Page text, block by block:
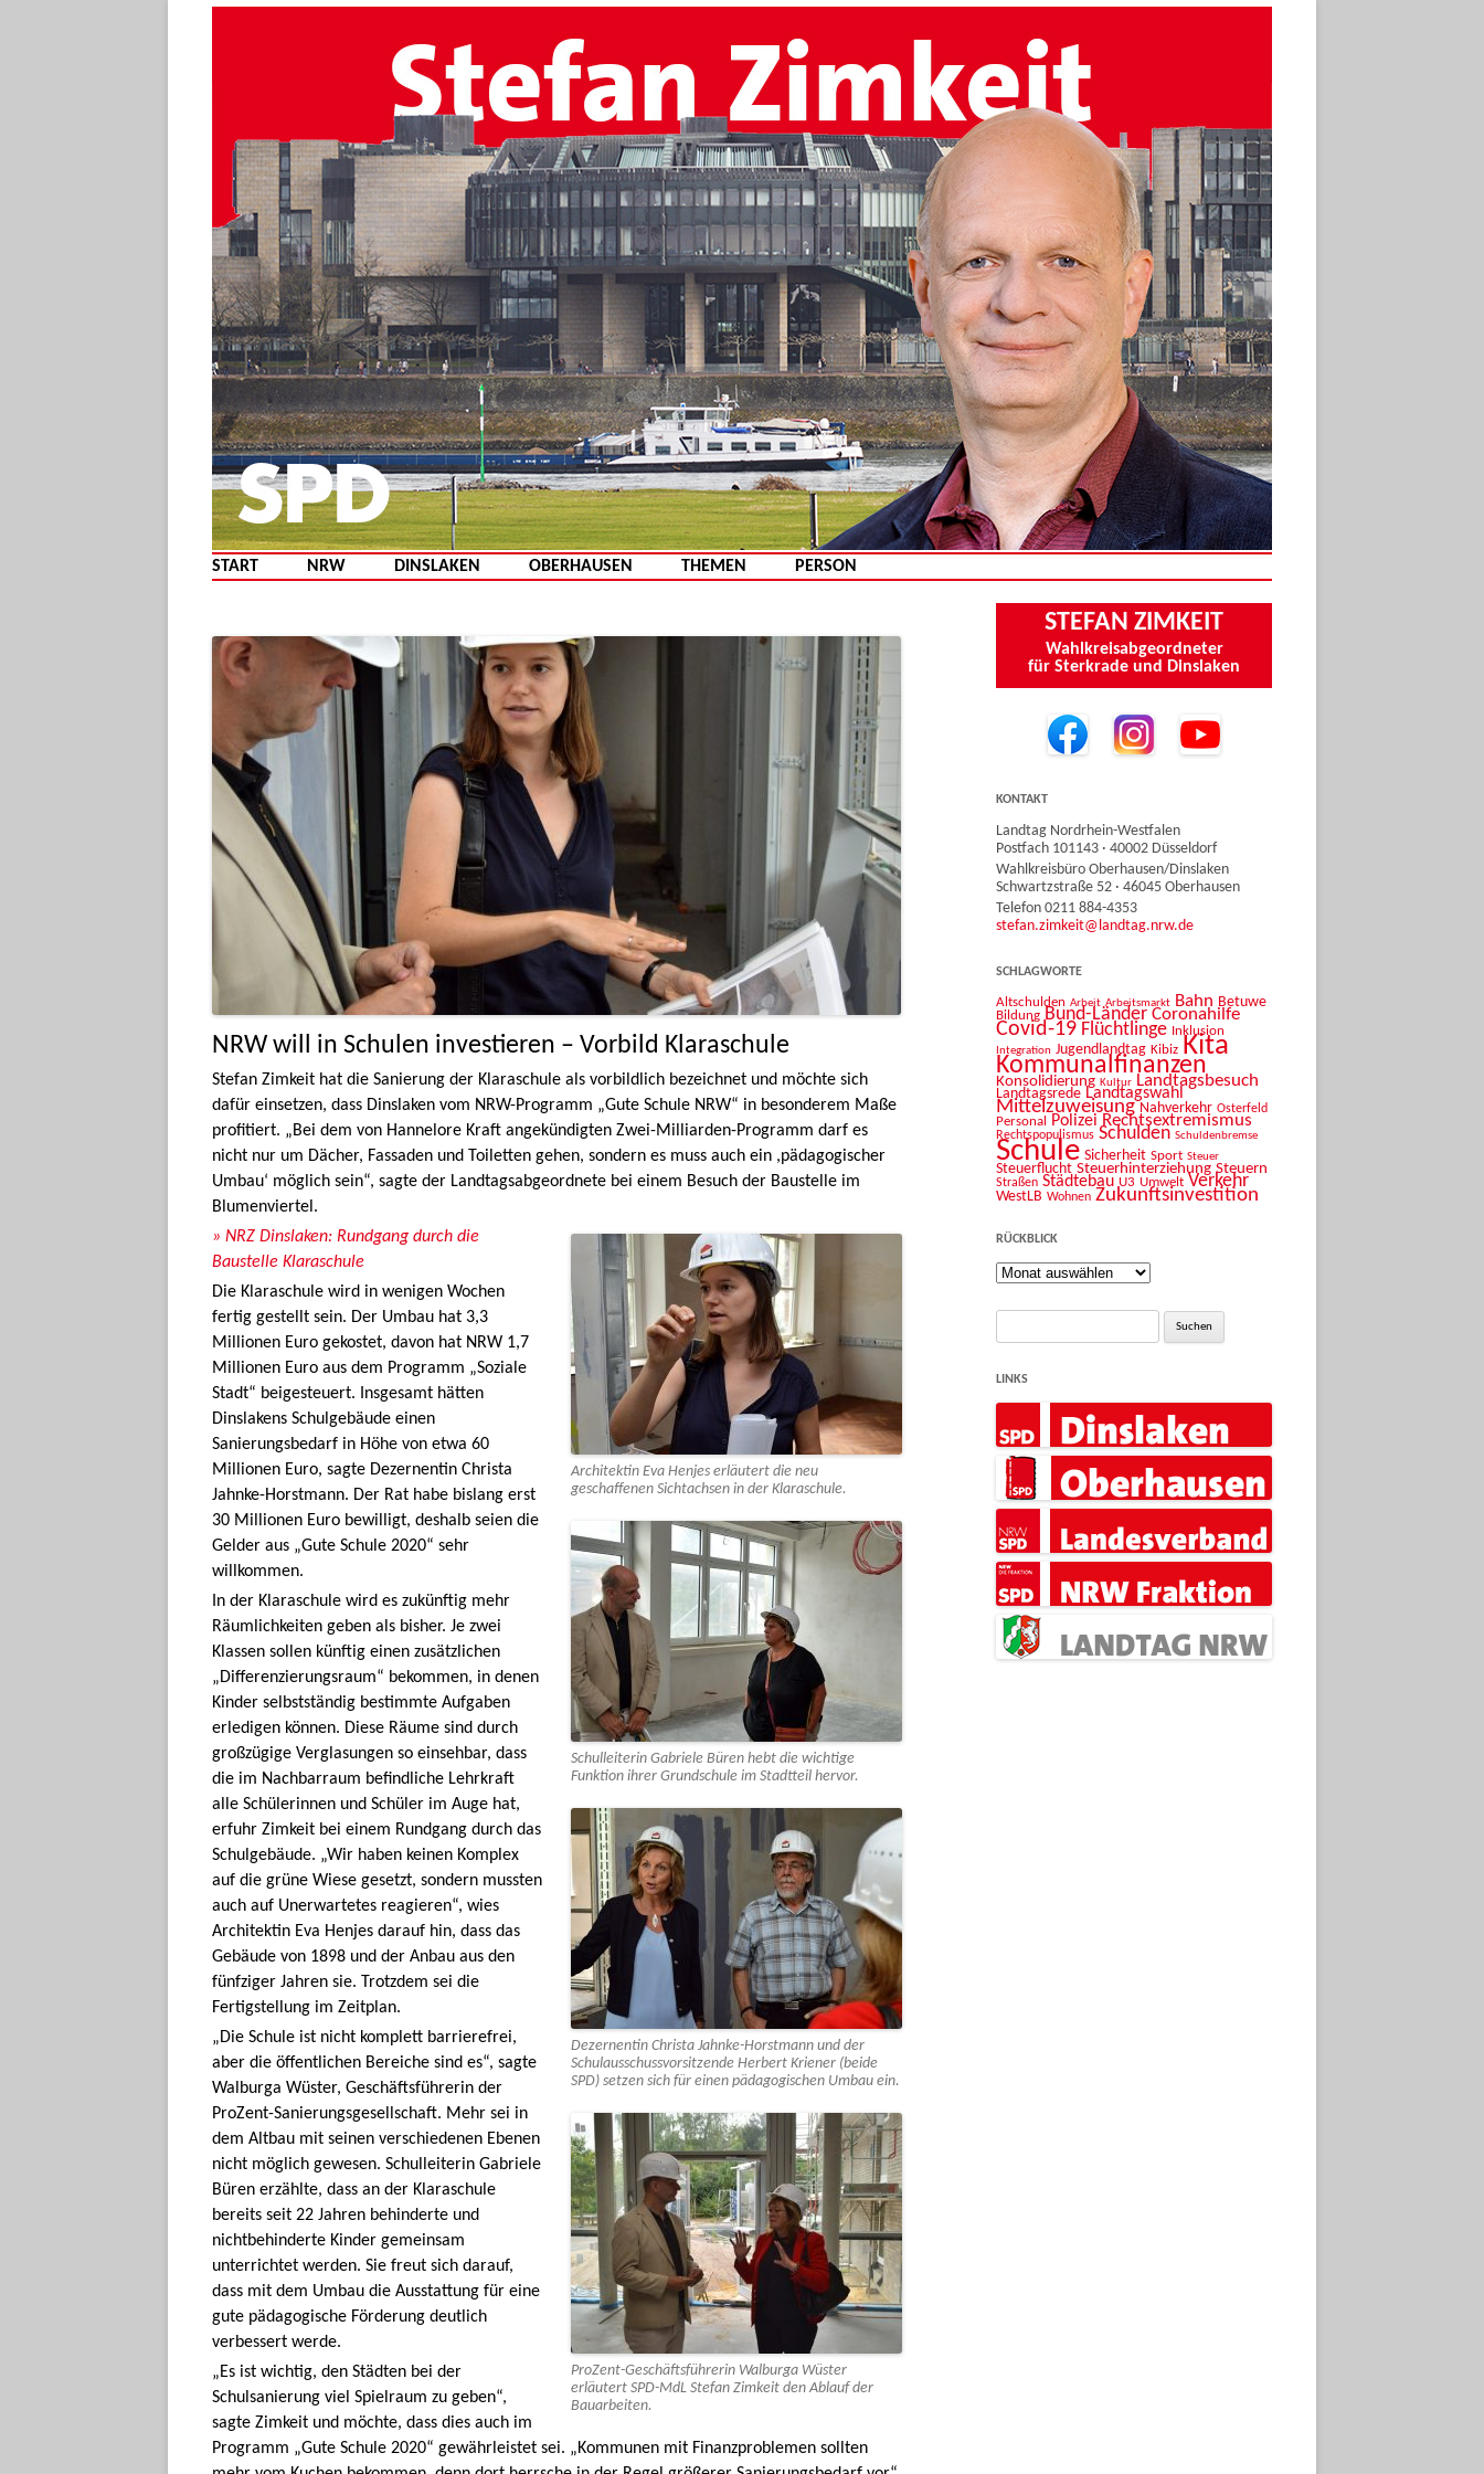
Zum Inhalt springen
START NRW DINSLAKEN OBERHAUSEN THEMEN PERSON
NRW will in Schulen investieren – Vorbild Klaraschule
Stefan Zimkeit hat die Sanierung der Klaraschule als vorbildlich bezeichnet und möchte sich
dafür einsetzen, dass Dinslaken vom NRW-Programm „Gute Schule NRW“ in besonderem Maße
profitiert. „Bei dem von Hannelore Kraft angekündigten Zwei-Milliarden-Programm darf es
nicht nur um Dächer, Fassaden und Toiletten gehen, sondern es muss auch ein ,pädagogischer
Umbau‘ möglich sein“, sagte der Landtagsabgeordnete bei einem Besuch der Baustelle im
Blumenviertel.
Architektin Eva Henjes erläutert die neu
geschaffenen Sichtachsen in der Klaraschule.
Schulleiterin Gabriele Büren hebt die wichtige
Funktion ihrer Grundschule im Stadtteil hervor.
Dezernentin Christa Jahnke-Horstmann und der
Schulausschussvorsitzende Herbert Kriener (beide
SPD) setzen sich für einen pädagogischen Umbau ein.
ProZent-Geschäftsführerin Walburga Wüster
erläutert SPD-MdL Stefan Zimkeit den Ablauf der
Bauarbeiten.
» NRZ Dinslaken: Rundgang durch die
Baustelle Klaraschule
Die Klaraschule wird in wenigen Wochen
fertig gestellt sein. Der Umbau hat 3,3
Millionen Euro gekostet, davon hat NRW 1,7
Millionen Euro aus dem Programm „Soziale
Stadt“ beigesteuert. Insgesamt hätten
Dinslakens Schulgebäude einen
Sanierungsbedarf in Höhe von etwa 60
Millionen Euro, sagte Dezernentin Christa
Jahnke-Horstmann. Der Rat habe bislang erst
30 Millionen Euro bewilligt, deshalb seien die
Gelder aus „Gute Schule 2020“ sehr
willkommen.
In der Klaraschule wird es zukünftig mehr
Räumlichkeiten geben als bisher. Je zwei
Klassen sollen künftig einen zusätzlichen
„Differenzierungsraum“ bekommen, in denen
Kinder selbstständig bestimmte Aufgaben
erledigen können. Diese Räume sind durch
großzügige Verglasungen so einsehbar, dass
die im Nachbarraum befindliche Lehrkraft
alle Schülerinnen und Schüler im Auge hat,
erfuhr Zimkeit bei einem Rundgang durch das
Schulgebäude. „Wir haben keinen Komplex
auf die grüne Wiese gesetzt, sondern mussten
auch auf Unerwartetes reagieren“, wies
Architektin Eva Henjes darauf hin, dass das
Gebäude von 1898 und der Anbau aus den
fünfziger Jahren sie. Trotzdem sei die
Fertigstellung im Zeitplan.
„Die Schule ist nicht komplett barrierefrei,
aber die öffentlichen Bereiche sind es“, sagte
Walburga Wüster, Geschäftsführerin der
ProZent-Sanierungsgesellschaft. Mehr sei in
dem Altbau mit seinen verschiedenen Ebenen
nicht möglich gewesen. Schulleiterin Gabriele
Büren erzählte, dass an der Klaraschule
bereits seit 22 Jahren behinderte und
nichtbehinderte Kinder gemeinsam
unterrichtet werden. Sie freut sich darauf,
dass mit dem Umbau die Ausstattung für eine
gute pädagogische Förderung deutlich
verbessert werde.
„Es ist wichtig, den Städten bei der
Schulsanierung viel Spielraum zu geben“,
sagte Zimkeit und möchte, dass dies auch im
Programm „Gute Schule 2020“ gewährleistet sei. „Kommunen mit Finanzproblemen sollten
STEFAN ZIMKEIT
Wahlkreisabgeordneter
für Sterkrade und Dinslaken
KONTAKT
Landtag Nordrhein-Westfalen
Postfach 101143 · 40002 Düsseldorf
Wahlkreisbüro Oberhausen/Dinslaken
Schwartzstraße 52 · 46045 Oberhausen
Telefon 0211 884-4353
stefan.zimkeit@landtag.nrw.de
SCHLAGWORTE
Altschulden Arbeit Arbeitsmarkt Bahn Betuwe
Bildung Bund-Länder Coronahilfe
Covid-19 Flüchtlinge Inklusion
Integration Jugendlandtag Kibiz Kita
Kommunalfinanzen
Konsolidierung Kultur Landtagsbesuch
Landtagsrede Landtagswahl
Mittelzuweisung Nahverkehr Osterfeld
Personal Polizei Rechtsextremismus
Rechtspopulismus Schulden Schuldenbremse
Schule Sicherheit Sport Steuer
Steuerflucht Steuerhinterziehung Steuern
Straßen Städtebau U3 Umwelt Verkehr
WestLB Wohnen Zukunftsinvestition
RÜCKBLICK
Rückblick
Suche
LINKS